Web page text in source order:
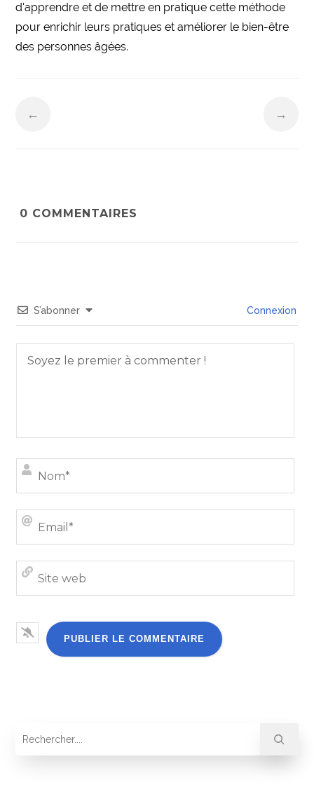
d’apprendre et de mettre en pratique cette méthode
pour enrichir leurs pratiques et améliorer le bien-être
des personnes âgées.
← →
S’abonner Connexion
0 COMMENTAIRES